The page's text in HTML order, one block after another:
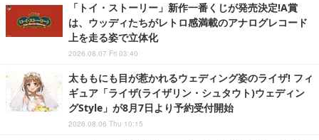
「トイ・ストーリー」新作一番くじが発売決定!A賞
は、ウッディたちがレトロ感満載のアナログレコード
上を走る姿で立体化
2026.08.07 Fri 03:40
太ももにも目が惹かれるウェディング姿のライザ! フィ
ギュア「ライザ(ライザリン・シュタウト)ウェディン
グStyle」が8月7日より予約受付開始
2026.08.06 Thu 10:15